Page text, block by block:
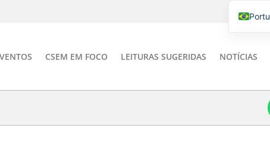
CSEM EM FOCO LEITURAS SUGERIDAS NOTÍCIAS